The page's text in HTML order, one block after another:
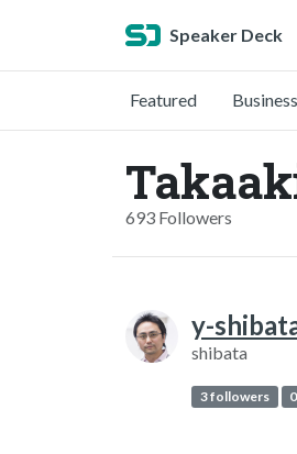
Speaker Deck
Featured Business
693 Followers
y-
shibata
3 followers